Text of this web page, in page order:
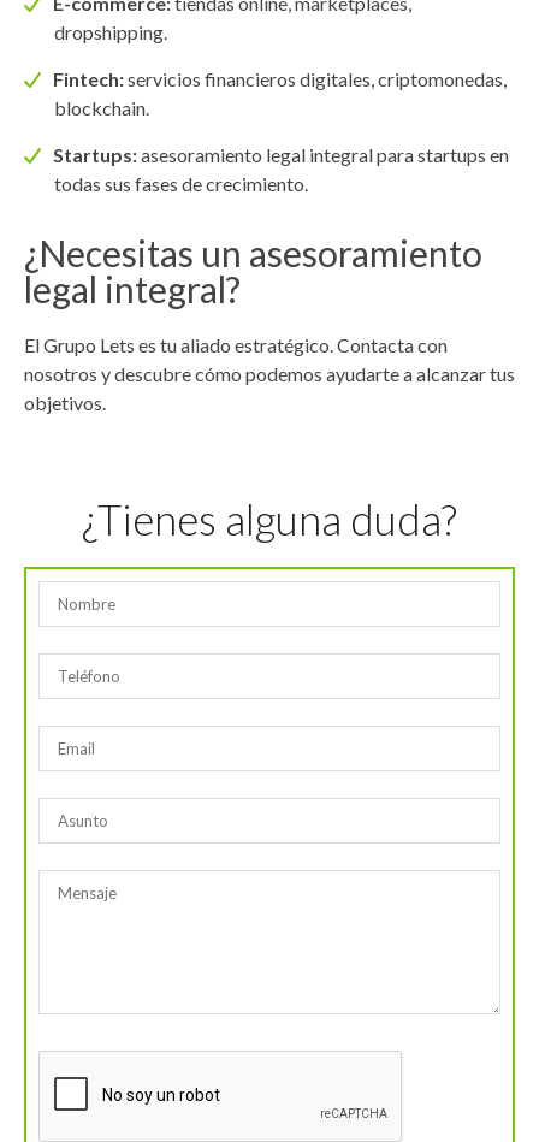
dropshipping.
Fintech:servicios financieros digitales, criptomonedas,
blockchain.
Startups:asesoramiento legal integral para startups en
todas sus fases de crecimiento.
¿Necesitas un asesoramiento
legal integral?
El Grupo Lets es tu aliado estratégico. Contacta con
nosotros y descubre cómo podemos ayudarte a alcanzar tus
objetivos.
¿Tienes alguna duda?